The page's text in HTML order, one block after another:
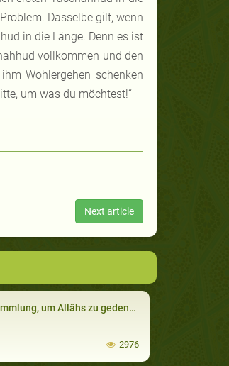
Dasselbe gilt, wenn
in die Länge. Denn es ist
vollkommen und den
Wohlergehen schenken
um was du möchtest!“
Next article
um Allâhs zu gedenken.
2976